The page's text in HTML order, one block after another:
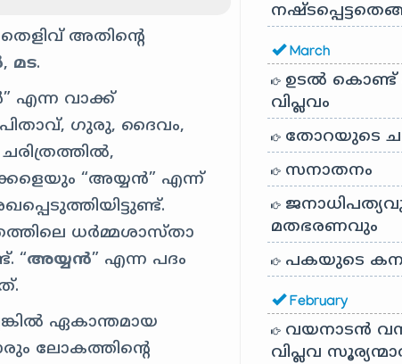
അതിന്റെ
, മട.
എന്ന വാക്ക്
ഗുരു, ദൈവം,
“അയ്യൻ” എന്ന്
ധർമ്മശാസ്താ
“അയ്യൻ” എന്ന പദം
ഏകാന്തമായ
ലോകത്തിന്റെ
March
ഉടൽ
വിപ്ലവം
തോറയുടെ
സനാതനം
മതഭരണവും
പകയുടെ
February
വയനാടൻ
വിപ്ലവ